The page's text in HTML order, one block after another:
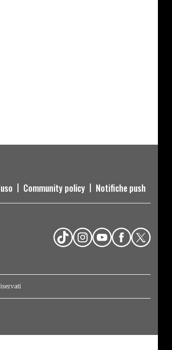
Community policy Notifiche push